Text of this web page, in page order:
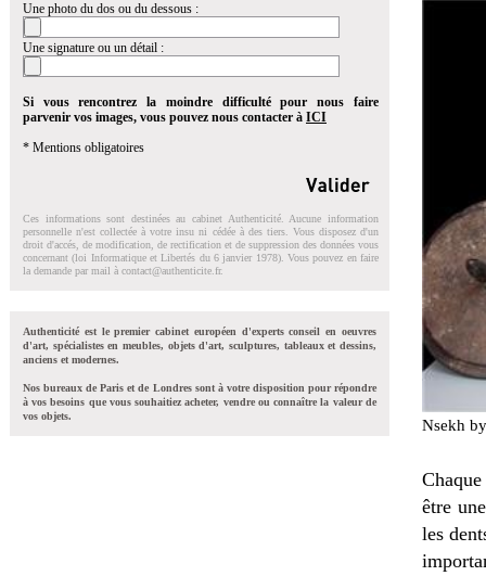
Une photo du dos ou du dessous :
Une signature ou un détail :
Si vous rencontrez la moindre difficulté pour nous faire
parvenir vos images, vous pouvez nous contacter à ICI
* Mentions obligatoires
Ces informations sont destinées au cabinet Authenticité. Aucune information
personnelle n'est collectée à votre insu ni cédée à des tiers. Vous disposez d'un
droit d'accés, de modification, de rectification et de suppression des données vous
concernant (loi Informatique et Libertés du 6 janvier 1978). Vous pouvez en faire
la demande par mail à contact@authenticite.fr.
Authenticité est le premier cabinet européen d'experts conseil en oeuvres
d'art, spécialistes en meubles, objets d'art, sculptures, tableaux et dessins,
anciens et modernes.
Nos bureaux de Paris et de Londres sont à votre disposition pour répondre
à vos besoins que vous souhaitiez acheter, vendre ou connaître la valeur de
vos objets.
Nsekh
être
les